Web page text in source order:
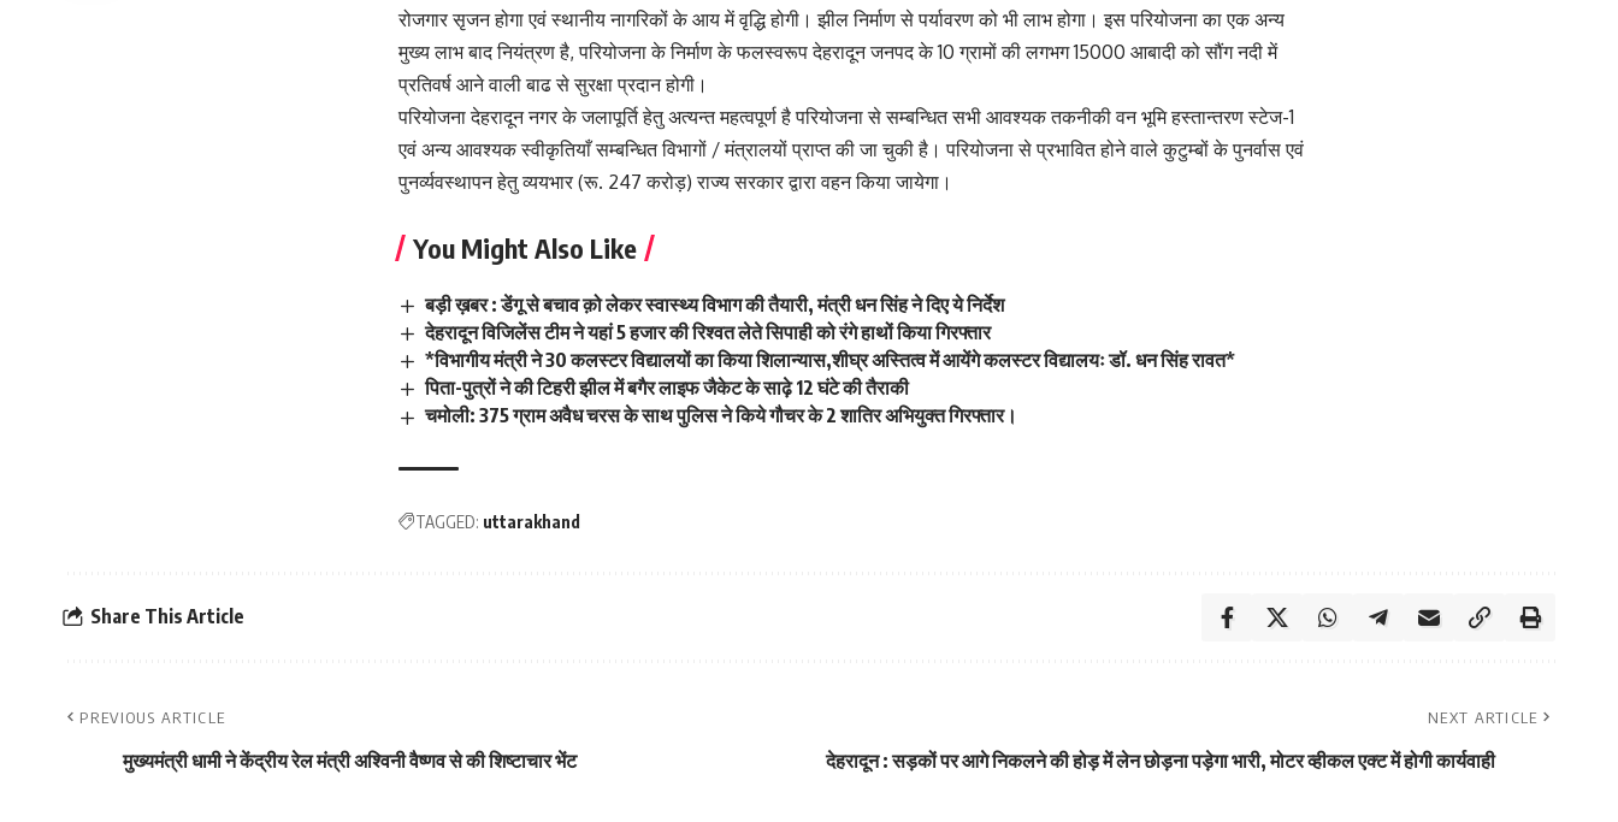
रोजगार सृजन होगा एवं स्थानीय नागरिकों के आय में वृद्धि होगी। झील निर्माण से पर्यावरण को भी लाभ होगा। इस परियोजना का एक अन्य
मुख्य लाभ बाद नियंत्रण है, परियोजना के निर्माण के फलस्वरूप देहरादून जनपद के 10 ग्रामों की लगभग 15000 आबादी को सौंग नदी में
प्रतिवर्ष आने वाली बाढ से सुरक्षा प्रदान होगी।
परियोजना देहरादून नगर के जलापूर्ति हेतु अत्यन्त महत्वपूर्ण है परियोजना से सम्बन्धित सभी आवश्यक तकनीकी वन भूमि हस्तान्तरण स्टेज-1
एवं अन्य आवश्यक स्वीकृतियाँ सम्बन्धित विभागों / मंत्रालयों प्राप्त की जा चुकी है। परियोजना से प्रभावित होने वाले कुटुम्बों के पुनर्वास एवं
पुनर्व्यवस्थापन हेतु व्ययभार (रू. 247 करोड़) राज्य सरकार द्वारा वहन किया जायेगा।
You Might Also Like
बड़ी ख़बर : डेंगू से बचाव क़ो लेकर स्वास्थ्य विभाग की तैयारी, मंत्री धन सिंह ने दिए ये निर्देश
देहरादून विजिलेंस टीम ने यहां 5 हजार की रिश्वत लेते सिपाही को रंगे हाथों किया गिरफ्तार
*विभागीय मंत्री ने 30 कलस्टर विद्यालयों का किया शिलान्यास,शीघ्र अस्तित्व में आयेंगे कलस्टर विद्यालयः डॉ. धन सिंह रावत*
पिता-पुत्रों ने की टिहरी झील में बगैर लाइफ जैकेट के साढ़े 12 घंटे की तैराकी
चमोली: 375 ग्राम अवैध चरस के साथ पुलिस ने किये गौचर के 2 शातिर अभियुक्त गिरफ्तार।
TAGGED: uttarakhand
Share This Article
PREVIOUS ARTICLE
मुख्यमंत्री धामी ने केंद्रीय रेल मंत्री अश्विनी वैष्णव से की शिष्टाचार भेंट
NEXT ARTICLE
देहरादून : सड़कों पर आगे निकलने की होड़ में लेन छोड़ना पड़ेगा भारी, मोटर व्हीकल एक्ट में होगी कार्यवाही